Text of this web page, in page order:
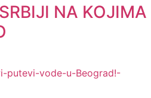
NA KOJIMA